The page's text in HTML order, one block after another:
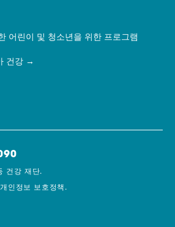
어린이 및 청소년을 위한 프로그램
건강
건강 재단.
개인정보 보호정책.